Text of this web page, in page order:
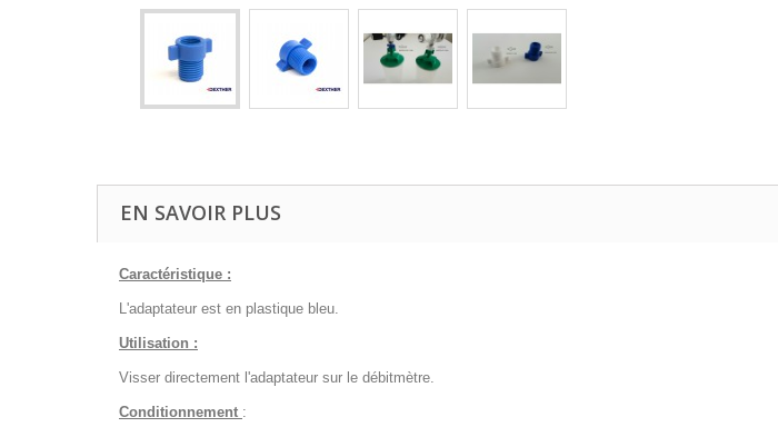
EN SAVOIR PLUS
Caractéristique :
L'adaptateur est en plastique bleu.
Utilisation :
Visser directement l'adaptateur sur le débitmètre.
Conditionnement :